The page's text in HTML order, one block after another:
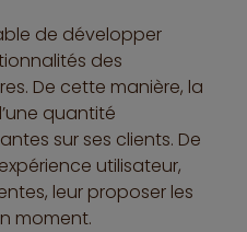
de développer
des
De cette manière, la
quantité
sur ses clients. De
utilisateur,
leur proposer les
moment.